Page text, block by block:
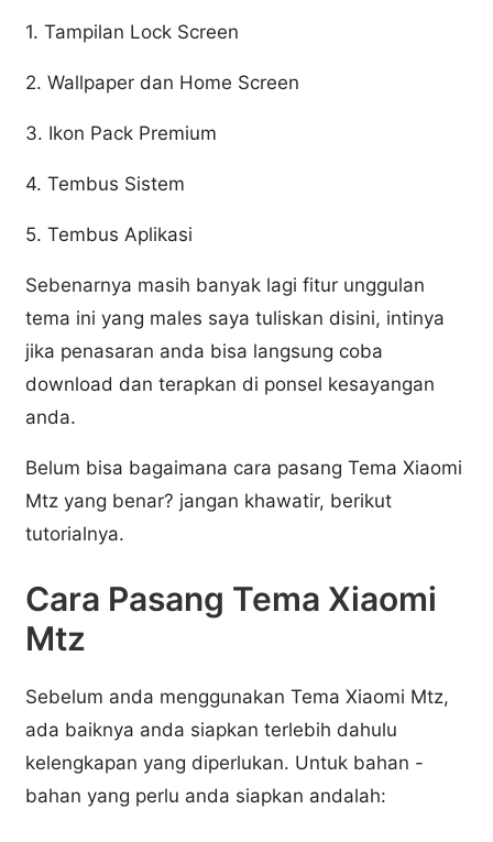
1. Tampilan Lock Screen
2. Wallpaper dan Home Screen
3. Ikon Pack Premium
4. Tembus Sistem
5. Tembus Aplikasi
Sebenarnya masih banyak lagi fitur unggulan
tema ini yang males saya tuliskan disini, intinya
jika penasaran anda bisa langsung coba
download dan terapkan di ponsel kesayangan
anda.
Belum bisa bagaimana cara pasang Tema Xiaomi
Mtz yang benar? jangan khawatir, berikut
tutorialnya.
Cara Pasang Tema Xiaomi
Mtz
Sebelum anda menggunakan Tema Xiaomi Mtz,
ada baiknya anda siapkan terlebih dahulu
kelengkapan yang diperlukan. Untuk bahan -
bahan yang perlu anda siapkan andalah: